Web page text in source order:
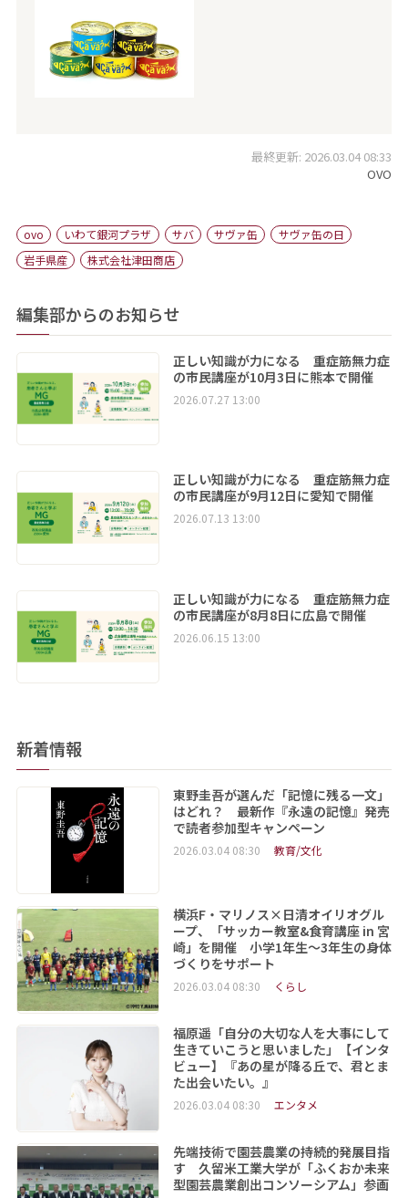
最終更新: 2026.03.04 08:33
OVO
ovo いわて銀河プラザ サバ サヴァ缶
サヴァ缶の日
岩手県産
株式会社津田商店
編集部からのお知らせ
正しい知識が力になる 重症筋無力症
の市民講座が10月3日に熊本で開催
2026.07.27 13:00
正しい知識が力になる 重症筋無力症
の市民講座が9月12日に愛知で開催
2026.07.13 13:00
正しい知識が力になる 重症筋無力症
の市民講座が8月8日に広島で開催
2026.06.15 13:00
新着情報
東野圭吾が選んだ「記憶に残る一文」
はどれ？ 最新作『永遠の記憶』発売
で読者参加型キャンペーン
2026.03.04 08:30 教育/文化
横浜F・マリノス×日清オイリオグル
ープ、「サッカー教室&食育講座 in 宮
崎」を開催 小学1年生～3年生の身体
づくりをサポート
2026.03.04 08:30 くらし
福原遥「自分の大切な人を大事にして
生きていこうと思いました」【インタ
ビュー】『あの星が降る丘で、君とま
た出会いたい。』
2026.03.04 08:30 エンタメ
先端技術で園芸農業の持続的発展目指
す 久留米工業大学が「ふくおか未来
型園芸農業創出コンソーシアム」参画